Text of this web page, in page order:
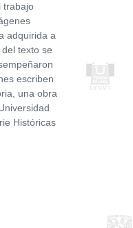
trabajo
adquirida a
texto se
escriben
una obra
Históricas